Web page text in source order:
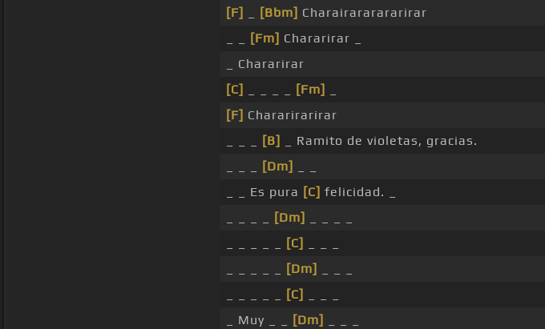
[F]
[Bbm] Charairararararirar
[Fm] Chararirar _
_ Chararirar
[C]
[Fm]
[F] Chararirarirar
[B]
_ Ramito de violetas, gracias.
[Dm]
_ _ Es pura [C] felicidad. _
[Dm]
[C]
[Dm]
[C]
_ Muy _ _
[Dm]